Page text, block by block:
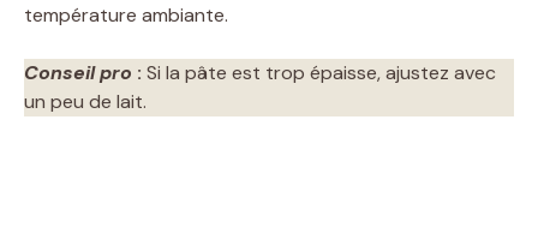
température ambiante.
Conseil pro : Si la pâte est trop épaisse, ajustez avec
un peu de lait.